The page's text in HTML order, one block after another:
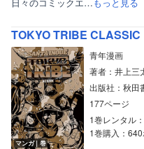
日々のコミックエ…もっと見る
TOKYO TRIBE CLASSIC
マンガ｜巻
青年漫画
著者：井上三
出版社：秋田
177ページ
1巻レンタル
1巻購入：640
ボーイズラブ
ティーンズラブ
美女・美少女
女性写真集